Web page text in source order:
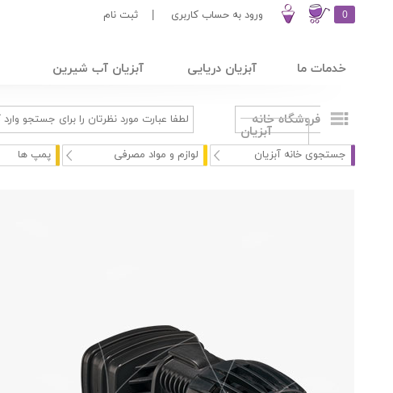
0 ورود به حساب کاربری ثبت نام
خدمات ما آبزیان دریایی آبزیان آب شیرین
فروشگاه خانه
آبزیان
جستجوی خانه آبزیان لوازم و مواد مصرفی پمپ ها